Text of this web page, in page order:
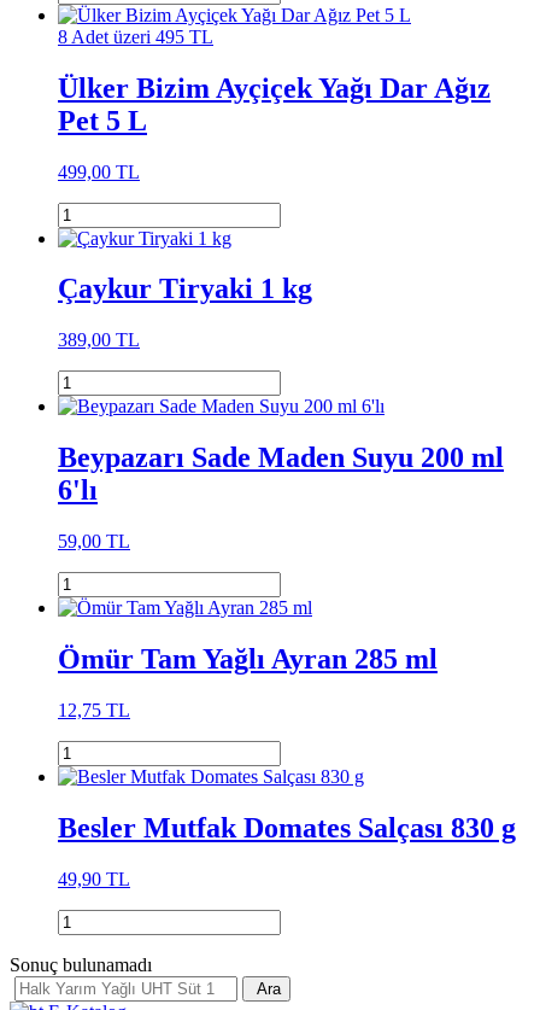
8 Adet üzeri 495 TL
Ülker Bizim Ayçiçek Yağı Dar Ağız
Pet 5 L
499,00 TL
Çaykur Tiryaki 1 kg
389,00 TL
Beypazarı Sade Maden Suyu 200 ml
6'lı
59,00 TL
Ömür Tam Yağlı Ayran 285 ml
12,75 TL
Besler Mutfak Domates Salçası 830 g
49,90 TL
Sonuç bulunamadı
Ara